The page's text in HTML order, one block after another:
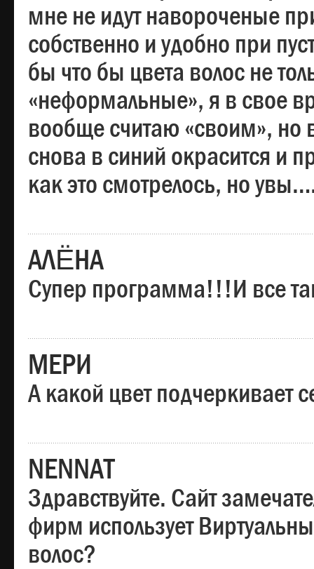
мне не идут навороченые
собственно и удобно при
бы что бы цвета волос не
«неформальные», я в свое
вообще считаю «своим», но
снова в синий окрасится и
как это смотрелось, но
АЛЁНА
Супер программа!!!И все
МЕРИ
А какой цвет подчеркивает
NENNAT
Здравствуйте. Сайт
фирм использует
волос?